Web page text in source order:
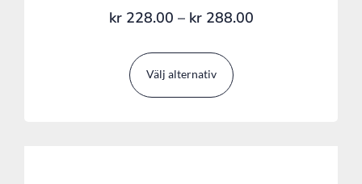
kr228.00 – kr288.00
Välj alternativ